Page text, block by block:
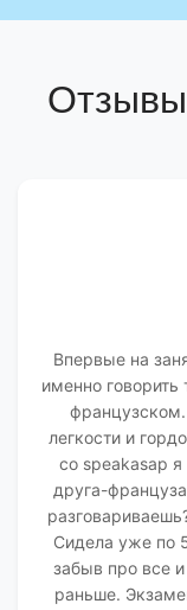
Впервые на
именно говорить
легкости и
со speakasap
друга-
Сидела уже по
забыв про все
раньше.